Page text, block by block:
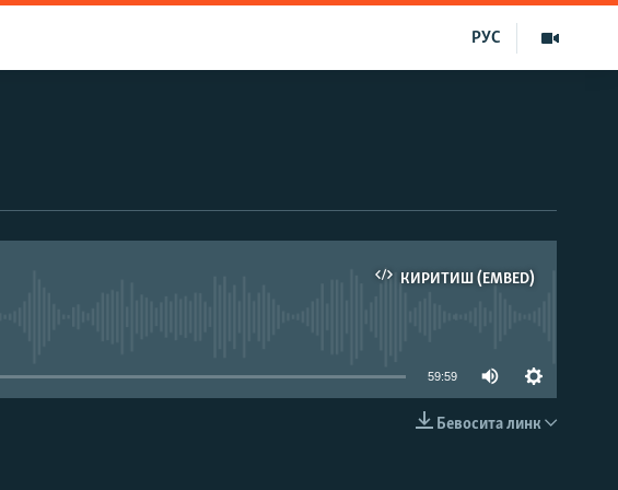
РУС
КИРИТИШ (EMBED)
59:59
Бевосита линк